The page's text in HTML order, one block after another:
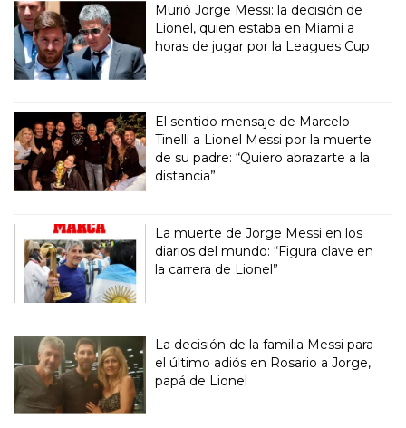
Murió Jorge Messi: la decisión de
Lionel, quien estaba en Miami a
horas de jugar por la Leagues Cup
El sentido mensaje de Marcelo
Tinelli a Lionel Messi por la muerte
de su padre: “Quiero abrazarte a la
distancia”
La muerte de Jorge Messi en los
diarios del mundo: “Figura clave en
la carrera de Lionel”
La decisión de la familia Messi para
el último adiós en Rosario a Jorge,
papá de Lionel